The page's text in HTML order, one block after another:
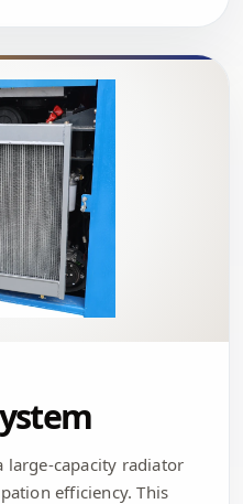
large-capacity radiator
efficiency. This